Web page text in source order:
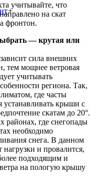
+
учитывайте, что
на скат
фронтон.
— крутая или
сила внешних
тем мощнее ветровая
учитывать
региона. Так,
где часты
устанавливать крыши с
скатам до 20°.
районах, где снегопады
необходимо
снега. В данном
и провалится,
подходящим и
на пологую крышу